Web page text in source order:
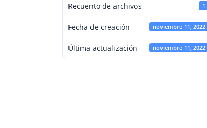
Recuento de archivos 1
Fecha de creación noviembre 11, 2022
Última actualización noviembre 11, 2022